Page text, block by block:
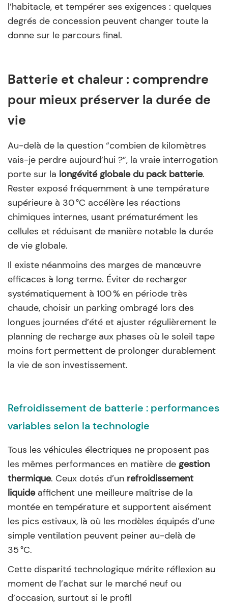
l’habitacle, et tempérer ses exigences : quelques
degrés de concession peuvent changer toute la
donne sur le parcours final.
Batterie et chaleur : comprendre
pour mieux préserver la durée de
vie
Au-delà de la question “combien de kilomètres
vais-je perdre aujourd’hui ?”, la vraie interrogation
porte sur la longévité globale du pack batterie.
Rester exposé fréquemment à une température
supérieure à 30 °C accélère les réactions
chimiques internes, usant prématurément les
cellules et réduisant de manière notable la durée
de vie globale.
Il existe néanmoins des marges de manœuvre
efficaces à long terme. Éviter de recharger
systématiquement à 100 % en période très
chaude, choisir un parking ombragé lors des
longues journées d’été et ajuster régulièrement le
planning de recharge aux phases où le soleil tape
moins fort permettent de prolonger durablement
la vie de son investissement.
Refroidissement de batterie : performances
variables selon la technologie
Tous les véhicules électriques ne proposent pas
les mêmes performances en matière de gestion
thermique. Ceux dotés d’un refroidissement
liquideaffichent une meilleure maîtrise de la
montée en température et supportent aisément
les pics estivaux, là où les modèles équipés d’une
simple ventilation peuvent peiner au-delà de
35 °C.
Cette disparité technologique mérite réflexion au
moment de l’achat sur le marché neuf ou
d’occasion, surtout si le profil